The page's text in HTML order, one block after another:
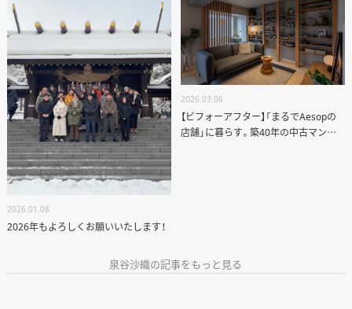
2026.01.08
2026年もよろしくお願いいたします！
2026.03.06
【ビフォーアフター】「まるでAesopの
店舗」に暮らす。築40年の中古マンシ
泉谷沙織の記事をもっと見る